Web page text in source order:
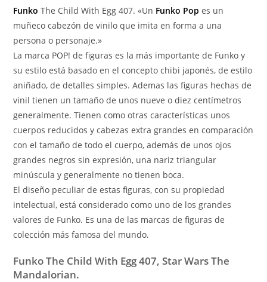
cantidad
Funko The Child With Egg 407. «Un Funko Pop es un
muñeco cabezón de vinilo que imita en forma a una
persona o personaje.»
La marca POP! de figuras es la más importante de Funko y
su estilo está basado en el concepto chibi japonés, de estilo
aniñado, de detalles simples. Ademas las figuras hechas de
vinil tienen un tamaño de unos nueve o diez centímetros
generalmente. Tienen como otras características unos
cuerpos reducidos y cabezas extra grandes en comparación
con el tamaño de todo el cuerpo, además de unos ojos
grandes negros sin expresión, una nariz triangular
minúscula y generalmente no tienen boca.
El diseño peculiar de estas figuras, con su propiedad
intelectual, está considerado como uno de los grandes
valores de Funko. Es una de las marcas de figuras de
colección más famosa del mundo.
Funko The Child With Egg 407, Star Wars The
Mandalorian.